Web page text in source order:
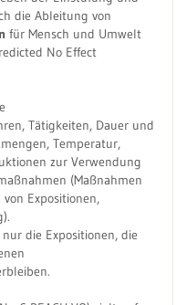
die Ableitung von
für Mensch und Umwelt
No Effect
Tätigkeiten, Dauer und
Temperatur,
zur Verwendung
(Maßnahmen
Expositionen,
die Expositionen, die